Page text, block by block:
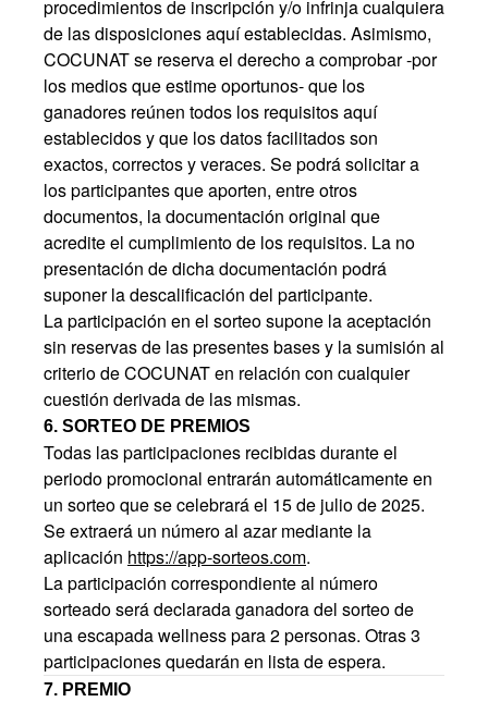
procedimientos de inscripción y/o infrinja cualquiera
de las disposiciones aquí establecidas. Asimismo,
COCUNAT se reserva el derecho a comprobar -por
los medios que estime oportunos- que los
ganadores reúnen todos los requisitos aquí
establecidos y que los datos facilitados son
exactos, correctos y veraces. Se podrá solicitar a
los participantes que aporten, entre otros
documentos, la documentación original que
acredite el cumplimiento de los requisitos. La no
presentación de dicha documentación podrá
suponer la descalificación del participante.
La participación en el sorteo supone la aceptación
sin reservas de las presentes bases y la sumisión al
criterio de COCUNAT en relación con cualquier
cuestión derivada de las mismas.
6. SORTEO DE PREMIOS
Todas las participaciones recibidas durante el
periodo promocional entrarán automáticamente en
un sorteo que se celebrará el 15 de julio de 2025.
Se extraerá un número al azar mediante la
aplicación https://app-sorteos.com.
La participación correspondiente al número
sorteado será declarada ganadora del sorteo de
una escapada wellness para 2 personas. Otras 3
participaciones quedarán en lista de espera.
7. PREMIO